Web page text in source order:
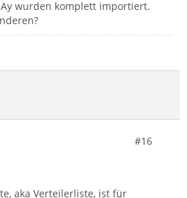
wurden komplett importiert.
#16
aka Verteilerliste, ist für